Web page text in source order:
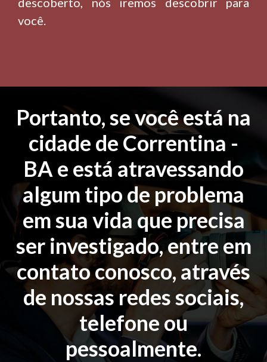
você.
Portanto, se você está na
cidade de Correntina -
BA e está atravessando
algum tipo de problema
em sua vida que precisa
ser investigado, entre em
contato conosco, através
de nossas redes sociais,
telefone ou
pessoalmente.